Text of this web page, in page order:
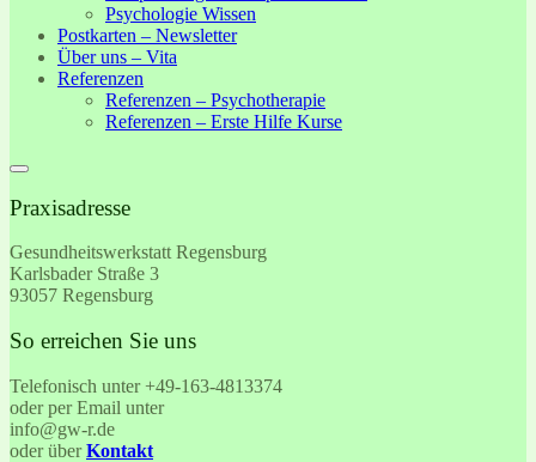
Psychologie Wissen
Postkarten – Newsletter
Über uns – Vita
Referenzen
Referenzen – Psychotherapie
Referenzen – Erste Hilfe Kurse
Praxisadresse
Gesundheitswerkstatt Regensburg
Karlsbader Straße 3
93057 Regensburg
So erreichen Sie uns
Telefonisch unter +49-163-4813374
oder per Email unter
info@gw-r.de
oder überKontakt